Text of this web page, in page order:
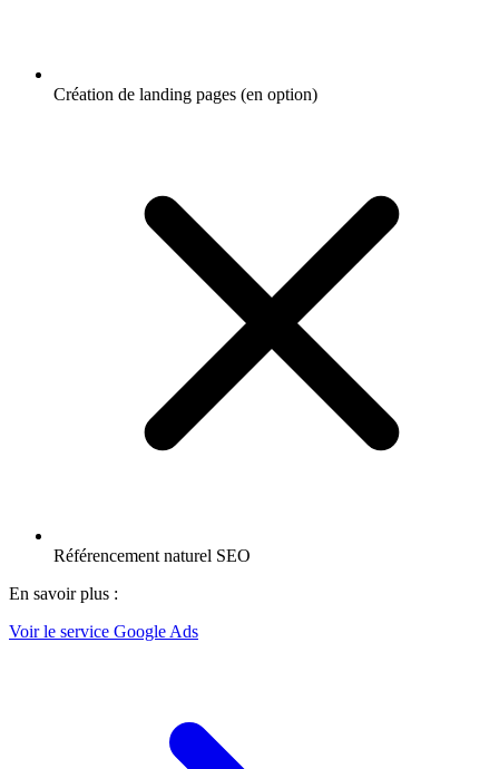
Création de landing pages (en option)
Référencement naturel SEO
En savoir plus :
Voir le service Google Ads